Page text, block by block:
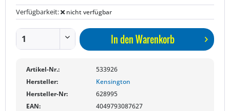
Verfügbarkeit:
nicht verfügbar
In denWarenkorb
Artikel-Nr.:
533926
Hersteller:
Kensington
Hersteller-Nr:
628995
EAN:
4049793087627